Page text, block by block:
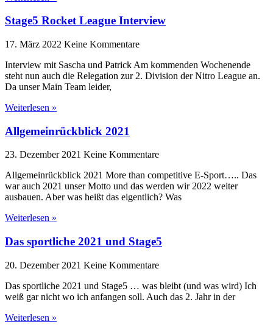
Stage5 Rocket League Interview
17. März 2022 Keine Kommentare
Interview mit Sascha und Patrick Am kommenden Wochenende
steht nun auch die Relegation zur 2. Division der Nitro League an.
Da unser Main Team leider,
Weiterlesen »
Allgemeinrückblick 2021
23. Dezember 2021 Keine Kommentare
Allgemeinrückblick 2021 More than competitive E-Sport….. Das
war auch 2021 unser Motto und das werden wir 2022 weiter
ausbauen. Aber was heißt das eigentlich? Was
Weiterlesen »
Das sportliche 2021 und Stage5
20. Dezember 2021 Keine Kommentare
Das sportliche 2021 und Stage5 … was bleibt (und was wird) Ich
weiß gar nicht wo ich anfangen soll. Auch das 2. Jahr in der
Weiterlesen »